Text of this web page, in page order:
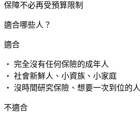
保障不必再受預算限制
適合哪些人？
適合
・ 完全沒有任何保險的成年人
・ 社會新鮮人、小資族、小家庭
・ 沒時間研究保險、想要一次到位的人
不適合